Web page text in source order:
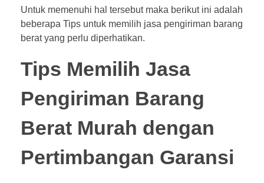
Untuk memenuhi hal tersebut maka berikut ini adalah
beberapa Tips untuk memilih jasa pengiriman barang
berat yang perlu diperhatikan.
Tips Memilih Jasa
Pengiriman Barang
Berat Murah dengan
Pertimbangan Garansi